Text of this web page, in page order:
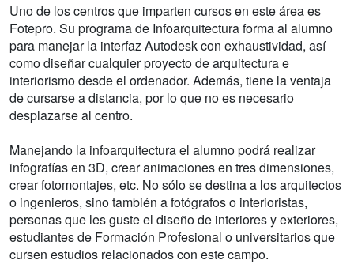
Uno de los centros que imparten cursos en este área es
Fotepro. Su programa de Infoarquitectura forma al alumno
para manejar la interfaz Autodesk con exhaustividad, así
como diseñar cualquier proyecto de arquitectura e
interiorismo desde el ordenador. Además, tiene la ventaja
de cursarse a distancia, por lo que no es necesario
desplazarse al centro.
Manejando la infoarquitectura el alumno podrá realizar
infografías en 3D, crear animaciones en tres dimensiones,
crear fotomontajes, etc. No sólo se destina a los arquitectos
o ingenieros, sino también a fotógrafos o interioristas,
personas que les guste el diseño de interiores y exteriores,
estudiantes de Formación Profesional o universitarios que
cursen estudios relacionados con este campo.